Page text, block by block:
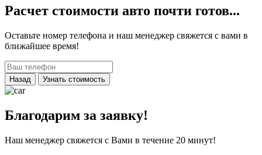
Расчет стоимости авто почти готов...
Оставьте номер телефона и наш менеджер свяжется с вами в
ближайшее время!
Назад Узнать стоимость
Благодарим за заявку!
Наш менеджер свяжется с Вами в течение 20 минут!